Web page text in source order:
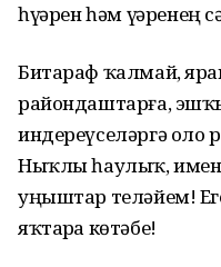
һүҙҙәрен һәм
Битараф ҡалмай,
райондаштарға,
индереүселәргә оло
Ныҡлы һаулыҡ,
уңыштар теләйем!
яҡтарҙа көтәбеҙ!